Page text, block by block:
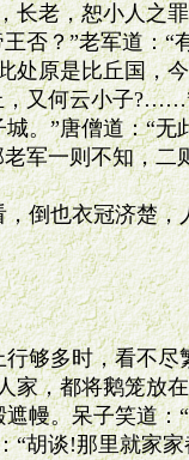
长老，恕小人之
否？”老军道：“
原是比丘国，今
，又何云小子
。”唐僧道：“
军一则不知，二
也衣冠济楚，
够多时，看不
家，都将鹅笼放
幔。呆子笑道：
“胡谈!那里就家